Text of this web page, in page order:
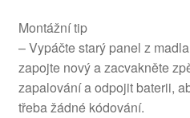
Montážní tip
– Vypáčte starý panel z
zapojte nový a zacvakněte
zapalování a odpojit baterii,
třeba žádné kódování.